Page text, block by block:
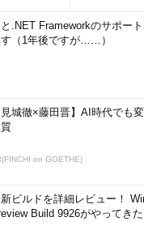
と.NET Frameworkのサポー
す（1年後ですが……）
見城徹×藤田晋】AI時代でも
on GOETHE)
ビルドを詳細レビュー！
Build 9926がやってき